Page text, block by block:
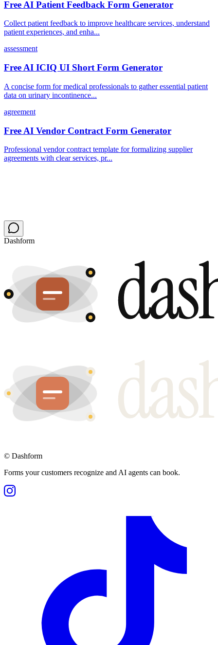
Free AI Patient Feedback Form Generator
Collect patient feedback to improve healthcare services, understand
patient experiences, and enha...
assessment
Free AI ICIQ UI Short Form Generator
A concise form for medical professionals to gather essential patient
data on urinary incontinence...
agreement
Free AI Vendor Contract Form Generator
Professional vendor contract template for formalizing supplier
agreements with clear services, pr...
Dashform
© Dashform
Forms your customers recognize and AI agents can book.